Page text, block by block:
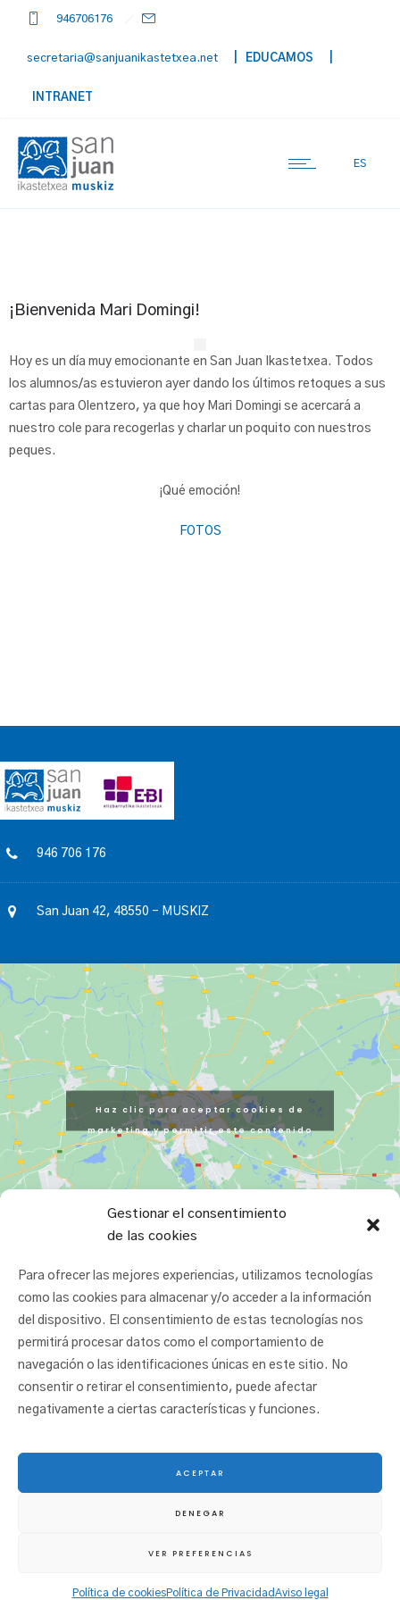
Gestionar el consentimiento
de las cookies
Para ofrecer las mejores experiencias, utilizamos tecnologías
como las cookies para almacenar y/o acceder a la información
del dispositivo. El consentimiento de estas tecnologías nos
permitirá procesar datos como el comportamiento de
navegación o las identificaciones únicas en este sitio. No
consentir o retirar el consentimiento, puede afectar
negativamente a ciertas características y funciones.
ACEPTAR
DENEGAR
VER PREFERENCIAS
Política de cookiesPolítica de PrivacidadAviso legal
946706176
secretaria@sanjuanikastetxea.net | EDUCAMOS
INTRANET
ES
¡Bienvenida Mari Domingi!
Hoy es un día muy emocionante en San Juan Ikastetxea. Todos
los alumnos/as estuvieron ayer dando los últimos retoques a sus
cartas para Olentzero, ya que hoy Mari Domingi se acercará a
nuestro cole para recogerlas y charlar un poquito con nuestros
peques.
¡Qué emoción!
FOTOS
946 706 176
San Juan 42, 48550 – MUSKIZ
Haz clic para aceptar cookies de
marketing y permitir este contenido
Aviso legal|